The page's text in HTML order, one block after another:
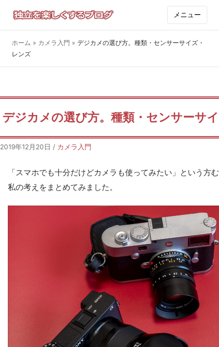
メニュー
ホーム » カメラ入門 » デジカメの選び方。種類・センサーサイズ・
レンズ
デジカメの選び方。種類・センサーサ
2019年12月20日 / カメラ入門
「スマホでも十分だけどカメラも使ってみたい」という方
私の考えをまとめてみました。